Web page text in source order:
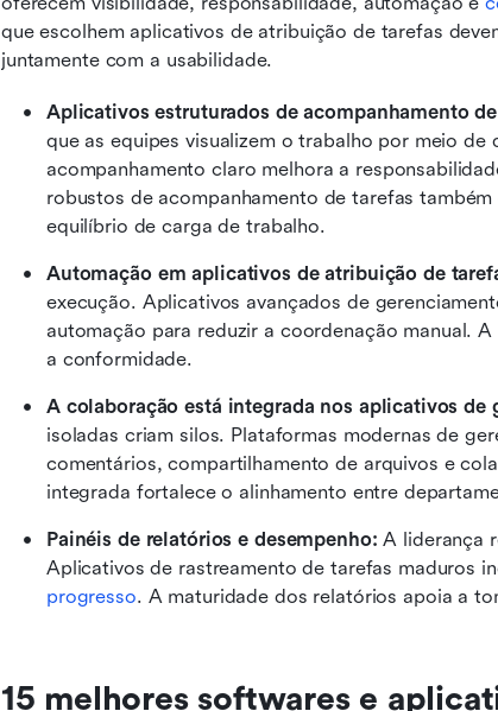
que escolhem aplicativos de atribuição de tarefas
juntamente com a usabilidade.
Aplicativos estruturados de acompanhamento
que as equipes visualizem o trabalho por meio de
acompanhamento claro melhora a
robustos de acompanhamento de tarefas
equilíbrio de carga de trabalho.
Automação em aplicativos de atribuição de
execução. Aplicativos avançados de
automação para reduzir a coordenação manual.
a conformidade.
A colaboração está integrada nos aplicativos de
isoladas criam silos. Plataformas modernas de
comentários, compartilhamento de arquivos e
integrada fortalece o alinhamento entre
Painéis de relatórios e desempenho: A liderança
Aplicativos de rastreamento de tarefas maduros
progresso. A maturidade dos relatórios apoia a
15 melhores softwares e